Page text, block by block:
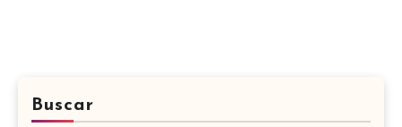
Buscar